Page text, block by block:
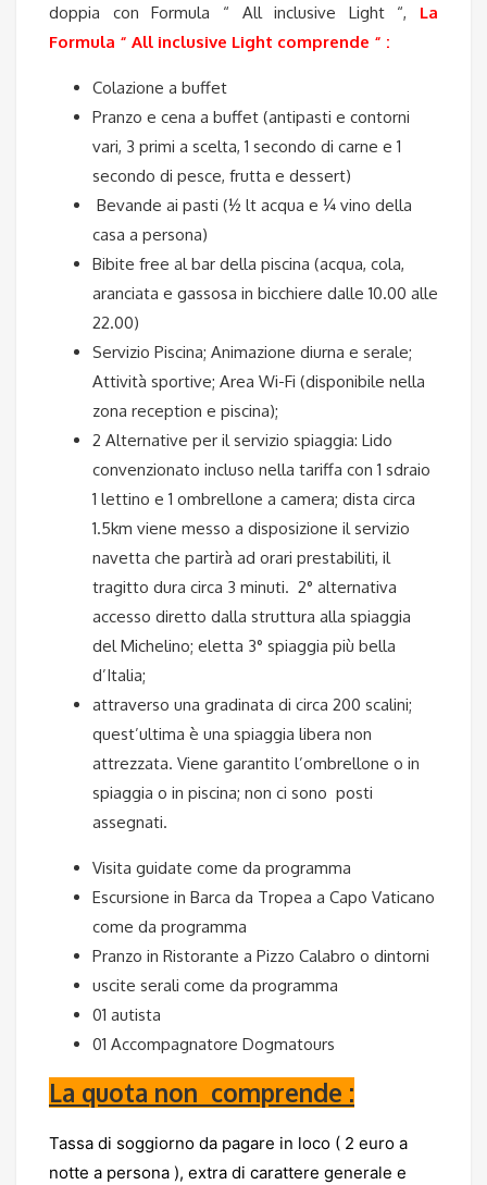
doppia con Formula “ All inclusive Light “, La
Formula “ All inclusive Light comprende “ :
Colazione a buffet
Pranzo e cena a buffet (antipasti e contorni
vari, 3 primi a scelta, 1 secondo di carne e 1
secondo di pesce, frutta e dessert)
Bevande ai pasti (½ lt acqua e ¼ vino della
casa a persona)
Bibite free al bar della piscina (acqua, cola,
aranciata e gassosa in bicchiere dalle 10.00 alle
22.00)
Servizio Piscina; Animazione diurna e serale;
Attività sportive; Area Wi-Fi (disponibile nella
zona reception e piscina);
2 Alternative per il servizio spiaggia: Lido
convenzionato incluso nella tariffa con 1 sdraio
1 lettino e 1 ombrellone a camera; dista circa
1.5km viene messo a disposizione il servizio
navetta che partirà ad orari prestabiliti, il
tragitto dura circa 3 minuti. 2° alternativa
accesso diretto dalla struttura alla spiaggia
del Michelino; eletta 3° spiaggia più bella
d’Italia;
attraverso una gradinata di circa 200 scalini;
quest’ultima è una spiaggia libera non
attrezzata. Viene garantito l’ombrellone o in
spiaggia o in piscina; non ci sono posti
assegnati.
Visita guidate come da programma
Escursione in Barca da Tropea a Capo Vaticano
come da programma
Pranzo in Ristorante a Pizzo Calabro o dintorni
uscite serali come da programma
01 autista
01 Accompagnatore Dogmatours
La quota non comprende :
Tassa di soggiorno da pagare in loco ( 2 euro a
notte a persona ), extra di carattere generale e